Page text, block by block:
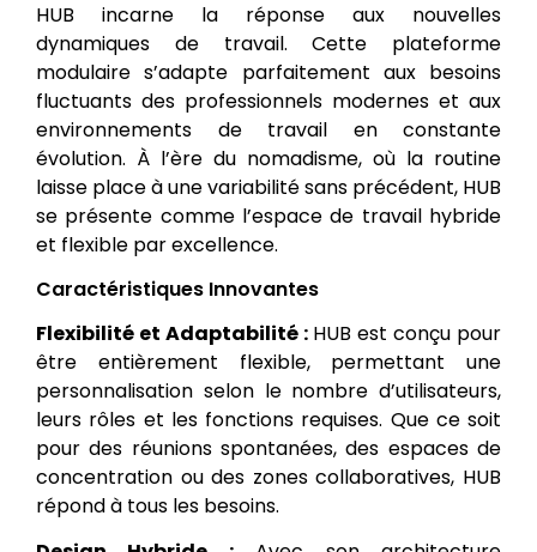
HUB incarne la réponse aux nouvelles
dynamiques de travail. Cette plateforme
modulaire s’adapte parfaitement aux besoins
fluctuants des professionnels modernes et aux
environnements de travail en constante
évolution. À l’ère du nomadisme, où la routine
laisse place à une variabilité sans précédent, HUB
se présente comme l’espace de travail hybride
et flexible par excellence.
Caractéristiques Innovantes
Flexibilité et Adaptabilité :HUB est conçu pour
être entièrement flexible, permettant une
personnalisation selon le nombre d’utilisateurs,
leurs rôles et les fonctions requises. Que ce soit
pour des réunions spontanées, des espaces de
concentration ou des zones collaboratives, HUB
répond à tous les besoins.